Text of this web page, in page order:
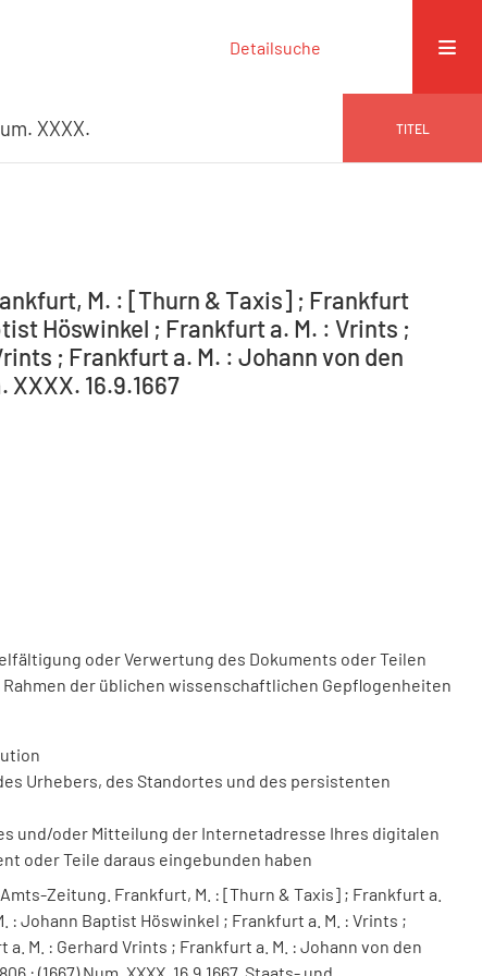
Detailsuche
XXXX. TITEL
M. : [Thurn & Taxis] ; Frankfurt
Höswinkel ; Frankfurt a. M. : Vrints ;
; Frankfurt a. M. : Johann von den
XXXX. 16.9.1667
oder Verwertung des Dokuments oder Teilen
Rahmen der üblichen wissenschaftlichen Gepflogenheiten
Urhebers, des Standortes und des persistenten
und/oder Mitteilung der Internetadresse Ihres digitalen
oder Teile daraus eingebunden haben
Zeitung. Frankfurt, M. : [Thurn & Taxis] ; Frankfurt a.
: Johann Baptist Höswinkel ; Frankfurt a. M. : Vrints ;
M. : Gerhard Vrints ; Frankfurt a. M. : Johann von den